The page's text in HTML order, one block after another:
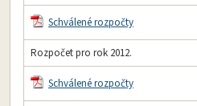
Schválené rozpočty
Rozpočet pro rok 2012.
Schválené rozpočty